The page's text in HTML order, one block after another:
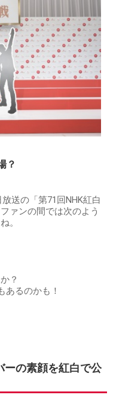
？
送の「第71回NHK紅白
ァンの間では次のよう
。
？
あるのかも！
ーの素顔を紅白で公